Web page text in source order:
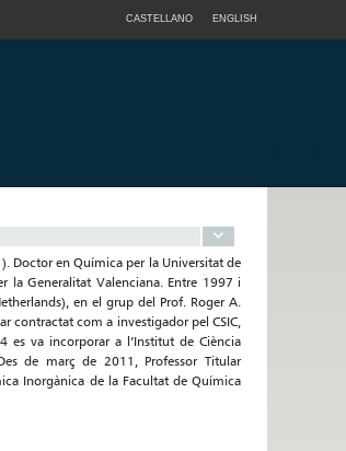
CASTELLANO ENGLISH
Doctor en Química per la Universitat de
la Generalitat Valenciana. Entre 1997 i
en el grup del Prof. Roger A.
contractat com a investigador pel CSIC,
es va incorporar a l’Institut de Ciència
de març de 2011, Professor Titular
Inorgànica de la Facultat de Química